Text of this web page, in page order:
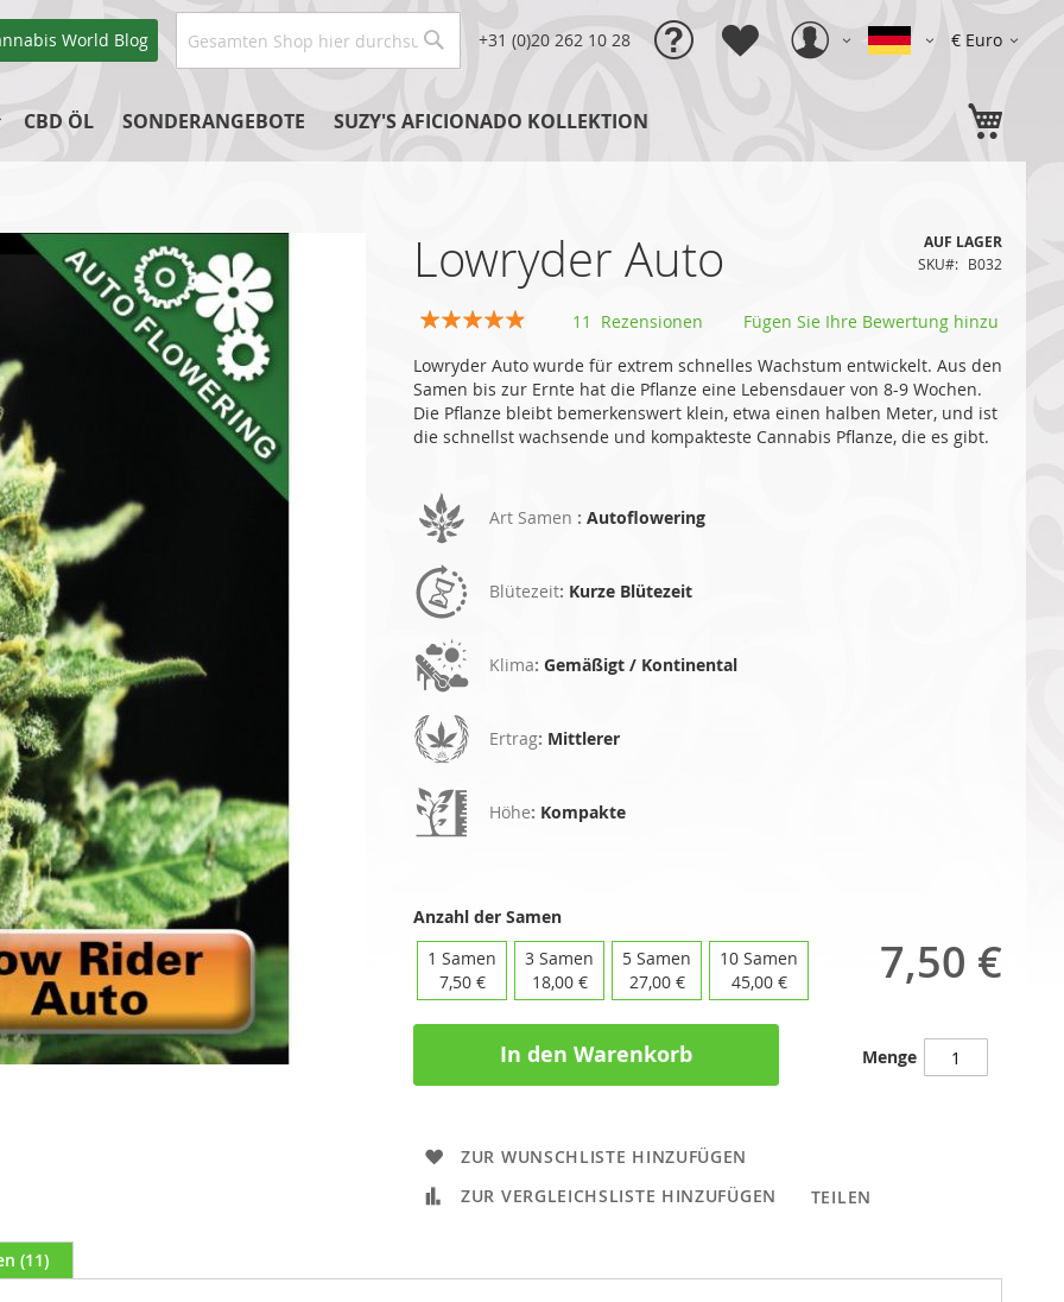
€ Euro
+31 (0)20 262 10 28
Suche
World Blog
CBD ÖL SONDERANGEBOTE SUZY'S AFICIONADO KOLLEKTION
Lowryder Auto AUF LAGER
SKU B032
Bewertung:
11 Rezensionen
Fügen Sie Ihre Bewertung hinzu
Lowryder Auto wurde für extrem schnelles Wachstum entwickelt. Aus den
Samen bis zur Ernte hat die Pflanze eine Lebensdauer von 8-9 Wochen.
Die Pflanze bleibt bemerkenswert klein, etwa einen halben Meter, und ist
die schnellst wachsende und kompakteste Cannabis Pflanze, die es gibt.
Art Samen : Autoflowering
Blütezeit: Kurze Blütezeit
Klima: Gemäßigt / Kontinental
Ertrag: Mittlerer
Höhe: Kompakte
7,50 €
Anzahl der Samen
1 Samen
7,50 €
3 Samen
18,00 €
5 Samen
27,00 €
10 Samen
45,00 €
Menge
In den Warenkorb
ZUR WUNSCHLISTE HINZUFÜGEN
ZUR VERGLEICHSLISTE HINZUFÜGEN
TEILEN
11